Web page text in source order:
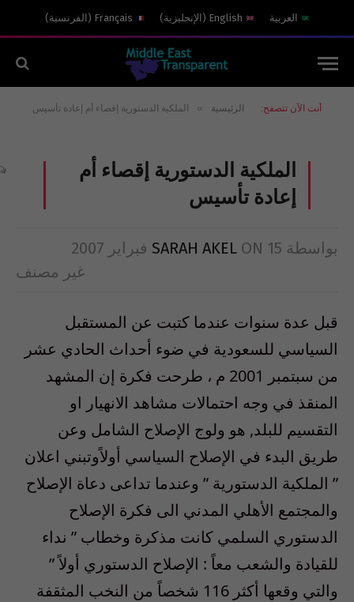
العربية English
( الإنجليزية)
Français
( الفرنسية)
أنت الآن تتصفح: الرئيسية » الملكية الدستورية إقصاء أم إعادة تأسيس
الملكية الدستورية إقصاء أم
إعادة تأسيس
بواسطة SARAH AKEL ON 15 فبراير 2007
غير مصنف
قبل عدة سنوات عندما كتبت عن المستقبل
السياسي للسعودية في ضوء أحداث الحادي عشر
من سبتمبر 2001 م ، طرحت فكرة إن المشهد
المنقذ في وجه احتمالات مشاهد الانهيار او
التقسيم للبلد, هو ولوج الإصلاح الشامل وعن
طريق البدء في الإصلاح السياسي أولاًوتبني اعلان
” الملكية الدستورية ” وعندما تداعى دعاة الإصلاح
والمجتمع الأهلي المدني الى فكرة الإصلاح
الدستوري السلمي كانت مذكرة وخطاب ” نداء
للقيادة والشعب معاً : الإصلاح الدستوري أولاً ”
والتي وقعها أكثر 116 شخصاً من النخب المثقفة